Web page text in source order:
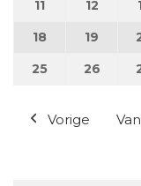
11 11 augustus
12 12
18 18 augustus
19 19
25 25 augustus
26 26
Vorige